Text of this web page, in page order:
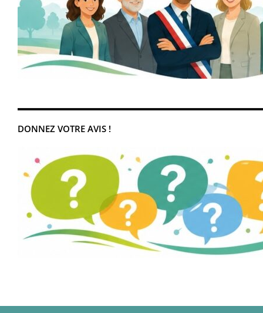
DONNEZ VOTRE AVIS !